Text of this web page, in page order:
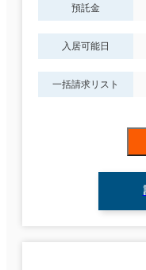
預託金
入居可能日
一括請求リスト
その他
駐車場設備